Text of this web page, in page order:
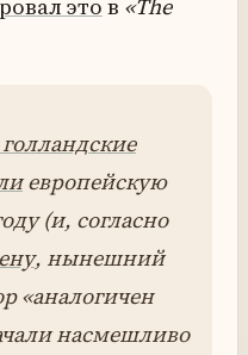
это в «The
европейскую
(и, согласно
, нынешний
«аналогичен
насмешливо